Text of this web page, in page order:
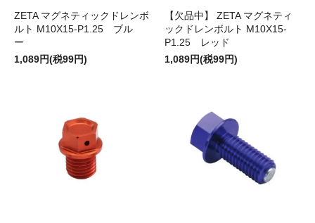
ZETA マグネティックドレンボ
ルト M10X15-P1.25 ブル
ー
1,089円(税99円)
【欠品中】 ZETA マグネティ
ックドレンボルト M10X15-
P1.25 レッド
1,089円(税99円)